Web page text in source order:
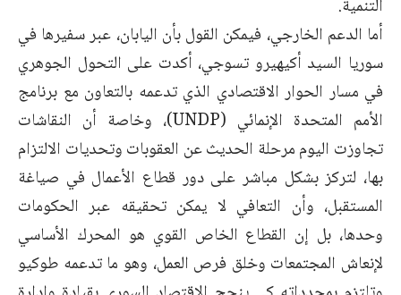
التنمية.
أما الدعم الخارجي، فيمكن القول بأن اليابان، عبر سفيرها في
سوريا السيد أكيهيرو تسوجي، أكدت على التحول الجوهري
في مسار الحوار الاقتصادي الذي تدعمه بالتعاون مع برنامج
الأمم المتحدة الإنمائي (UNDP)، وخاصة أن النقاشات
تجاوزت اليوم مرحلة الحديث عن العقوبات وتحديات الالتزام
بها، لتركز بشكل مباشر على دور قطاع الأعمال في صياغة
المستقبل، وأن التعافي لا يمكن تحقيقه عبر الحكومات
وحدها، بل إن القطاع الخاص القوي هو المحرك الأساسي
لإنعاش المجتمعات وخلق فرص العمل، وهو ما تدعمه طوكيو